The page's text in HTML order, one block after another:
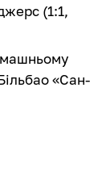
(1:1,
«Сан-